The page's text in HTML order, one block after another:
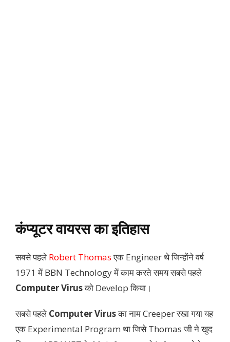
कंप्यूटर वायरस का इतिहास
सबसे पहलेRobert Thomasएक Engineer थे जिन्होंने वर्ष
1971 में BBN Technology में काम करते समय सबसे पहले
Computer Virusको Develop किया।
सबसे पहलेComputer Virusका नाम Creeper रखा गया यह
एक Experimental Program था जिसे Thomas जी ने खुद